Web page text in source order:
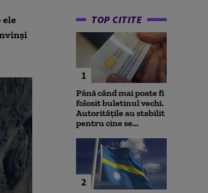
TOP CITITE
1
Până când mai poate fi
folosit buletinul vechi.
Autoritățile au stabilit
pentru cine se...
2